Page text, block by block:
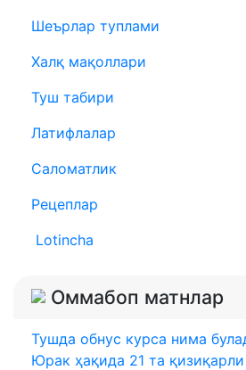
Шеърлар туплами
Халқ мақоллари
Туш табири
Латифлалар
Саломатлик
Рецеплар
Lotincha
Оммабоп матнлар
Тушда обнус курса нима
Юрак ҳақида 21 та